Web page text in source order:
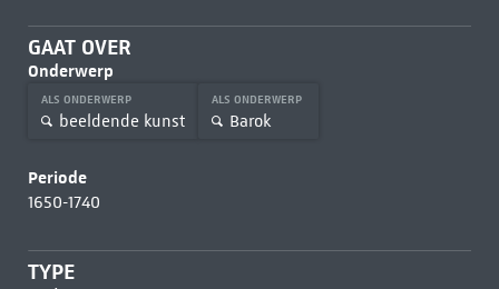
GAAT OVER
Onderwerp
ALS ONDERWERP
beeldende kunst
ALS ONDERWERP
Barok
Periode
1650-1740
TYPE